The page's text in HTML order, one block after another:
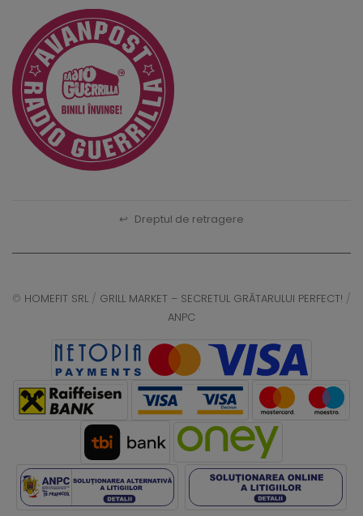
↩ Dreptul de retragere
© HOMEFIT SRL / GRILL MARKET – SECRETUL GRĂTARULUI PERFECT! /
ANPC